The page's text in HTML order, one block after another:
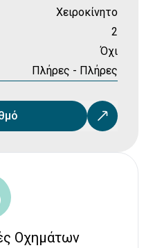
Οχημάτων
Χειροκίνητο
2
Όχι
Πλήρες - Πλήρες